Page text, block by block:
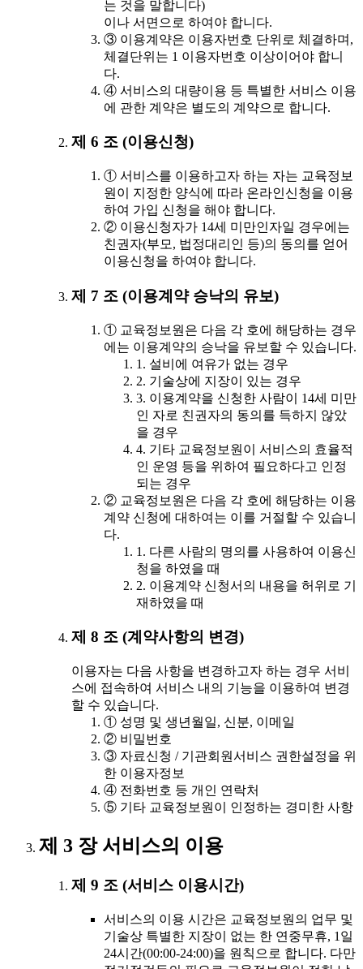
는 것을 말합니다)
이나 서면으로 하여야 합니다.
③ 이용계약은 이용자번호 단위로 체결하며,
체결단위는 1 이용자번호 이상이어야 합니
다.
④ 서비스의 대량이용 등 특별한 서비스 이용
에 관한 계약은 별도의 계약으로 합니다.
제 6 조 (이용신청)
① 서비스를 이용하고자 하는 자는 교육정보
원이 지정한 양식에 따라 온라인신청을 이용
하여 가입 신청을 해야 합니다.
② 이용신청자가 14세 미만인자일 경우에는
친권자(부모, 법정대리인 등)의 동의를 얻어
이용신청을 하여야 합니다.
제 7 조 (이용계약 승낙의 유보)
① 교육정보원은 다음 각 호에 해당하는 경우
에는 이용계약의 승낙을 유보할 수 있습니다.
1. 설비에 여유가 없는 경우
2. 기술상에 지장이 있는 경우
3. 이용계약을 신청한 사람이 14세 미만
인 자로 친권자의 동의를 득하지 않았
을 경우
4. 기타 교육정보원이 서비스의 효율적
인 운영 등을 위하여 필요하다고 인정
되는 경우
② 교육정보원은 다음 각 호에 해당하는 이용
계약 신청에 대하여는 이를 거절할 수 있습니
다.
1. 다른 사람의 명의를 사용하여 이용신
청을 하였을 때
2. 이용계약 신청서의 내용을 허위로 기
재하였을 때
제 8 조 (계약사항의 변경)
이용자는 다음 사항을 변경하고자 하는 경우 서비
스에 접속하여 서비스 내의 기능을 이용하여 변경
할 수 있습니다.
① 성명 및 생년월일, 신분, 이메일
② 비밀번호
③ 자료신청 / 기관회원서비스 권한설정을 위
한 이용자정보
④ 전화번호 등 개인 연락처
⑤ 기타 교육정보원이 인정하는 경미한 사항
제 3 장 서비스의 이용
제 9 조 (서비스 이용시간)
서비스의 이용 시간은 교육정보원의 업무 및
기술상 특별한 지장이 없는 한 연중무휴, 1일
24시간(00:00-24:00)을 원칙으로 합니다. 다만